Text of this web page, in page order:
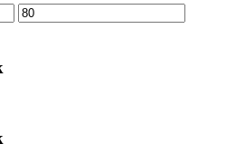
Max
pris